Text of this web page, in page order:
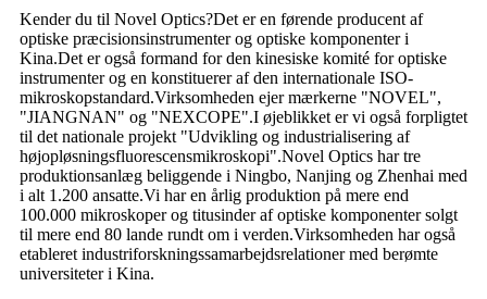
Kender du til Novel Optics?Det er en førende producent af
optiske præcisionsinstrumenter og optiske komponenter i
Kina.Det er også formand for den kinesiske komité for optiske
instrumenter og en konstituerer af den internationale ISO-
mikroskopstandard.Virksomheden ejer mærkerne "NOVEL",
"JIANGNAN" og "NEXCOPE".I øjeblikket er vi også forpligtet
til det nationale projekt "Udvikling og industrialisering af
højopløsningsfluorescensmikroskopi".Novel Optics har tre
produktionsanlæg beliggende i Ningbo, Nanjing og Zhenhai med
i alt 1.200 ansatte.Vi har en årlig produktion på mere end
100.000 mikroskoper og titusinder af optiske komponenter solgt
til mere end 80 lande rundt om i verden.Virksomheden har også
etableret industriforskningssamarbejdsrelationer med berømte
universiteter i Kina.